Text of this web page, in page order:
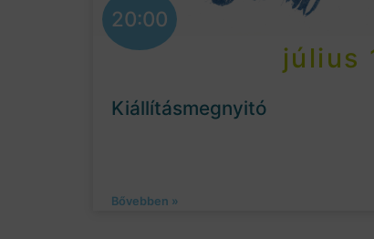
20:00
július
Kiállításmegnyitó
Bővebben »